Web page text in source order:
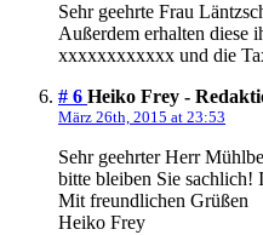
Sehr geehrte Frau
Außerdem erhalten diese
xxxxxxxxxxxx und die
# 6 Heiko Frey -
März 26th, 2015 at 23:53
Sehr geehrter Herr
bitte bleiben Sie sachlich!
Mit freundlichen Grüßen
Heiko Frey